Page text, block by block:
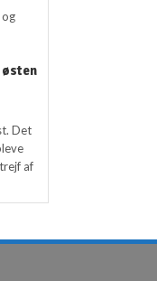
østen
Det
af